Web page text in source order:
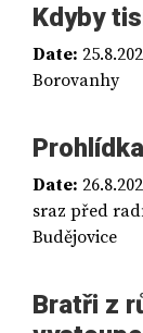
Kdyby
Date:
Borovanhy
Date:
sraz před
Budějovice
Bratři z